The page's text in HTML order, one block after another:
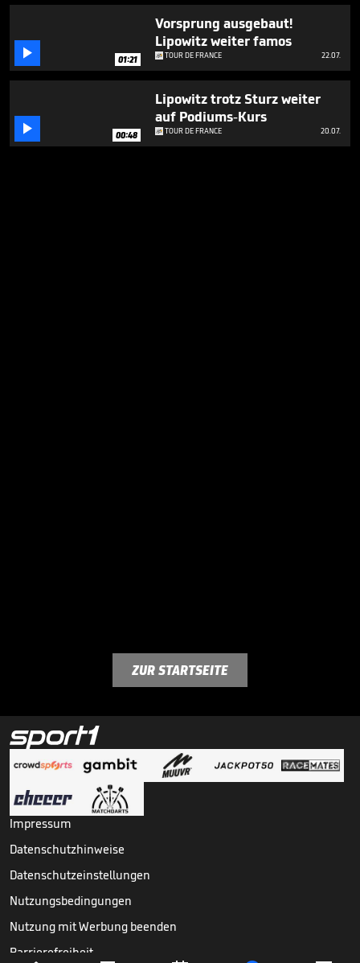
 01:21
Vorsprung ausgebaut!
Lipowitz weiter famos
TOUR DE FRANCE 22.07.
 00:48
Lipowitz trotz Sturz weiter
auf Podiums-Kurs
TOUR DE FRANCE 20.07.
ZUR STARTSEITE
Impressum
Datenschutzhinweise
Datenschutzeinstellungen
Nutzungsbedingungen
Nutzung mit Werbung beenden
Barrierefreiheit